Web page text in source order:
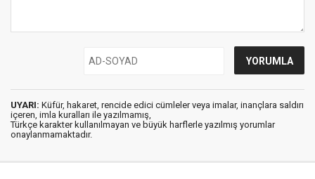
UYARI: Küfür, hakaret, rencide edici cümleler veya imalar, inançlara saldırı
içeren, imla kuralları ile yazılmamış,
Türkçe karakter kullanılmayan ve büyük harflerle yazılmış yorumlar
onaylanmamaktadır.